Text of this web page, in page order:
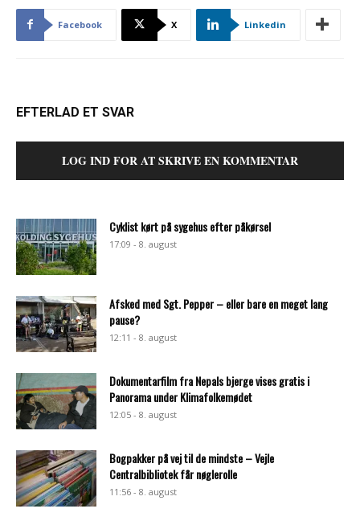
Facebook X Linkedin
EFTERLAD ET SVAR
LOG IND FOR AT SKRIVE EN KOMMENTAR
Cyklist kørt på sygehus efter påkørsel
17:09 - 8. august
Afsked med Sgt. Pepper – eller bare en meget lang
pause?
12:11 - 8. august
Dokumentarfilm fra Nepals bjerge vises gratis i
Panorama under Klimafolkemødet
12:05 - 8. august
Bogpakker på vej til de mindste – Vejle
Centralbibliotek får nøglerolle
11:56 - 8. august